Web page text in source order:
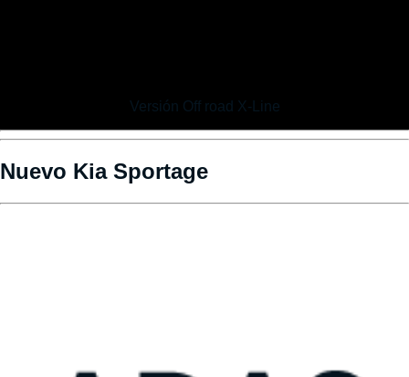
Versión Off road X-Line
Nuevo Kia Sportage